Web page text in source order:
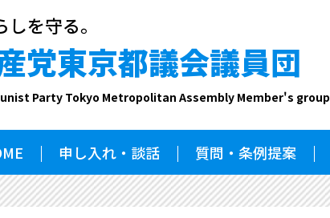
を守る。
党東京都議会議員団
Party Tokyo Metropolitan Assembly Member's group
申し入れ・談話 質問・条例提案